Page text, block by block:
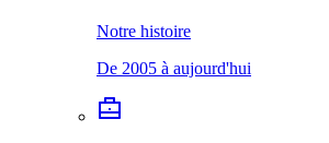
Notre histoire
De 2005 à aujourd'hui